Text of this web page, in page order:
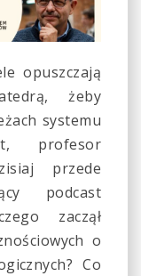
opuszczają
żeby
systemu
profesor
przede
podcast
zaczął
o
Co